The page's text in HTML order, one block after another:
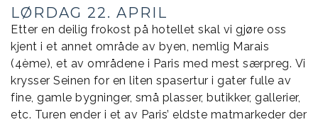
LØRDAG 22. APRIL
Etter en deilig frokost på hotellet skal vi gjøre oss
kjent i et annet område av byen, nemlig Marais
(4ème), et av områdene i Paris med mest særpreg. Vi
krysser Seinen for en liten spasertur i gater fulle av
fine, gamle bygninger, små plasser, butikker, gallerier,
etc. Turen ender i et av Paris’ eldste matmarkeder der